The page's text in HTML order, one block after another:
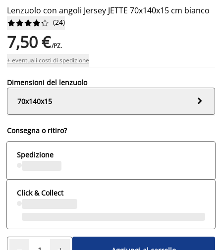
Lenzuolo con angoli Jersey JETTE 70x140x15 cm bianco





 (24)
7,50 €/PZ.
+ eventuali costi di spedizione
Dimensioni del lenzuolo
70x140x15

Consegna o ritiro?
Spedizione
Click & Collect